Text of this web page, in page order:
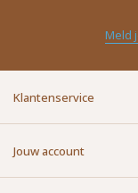
Meld
Klantenservice
Jouw account